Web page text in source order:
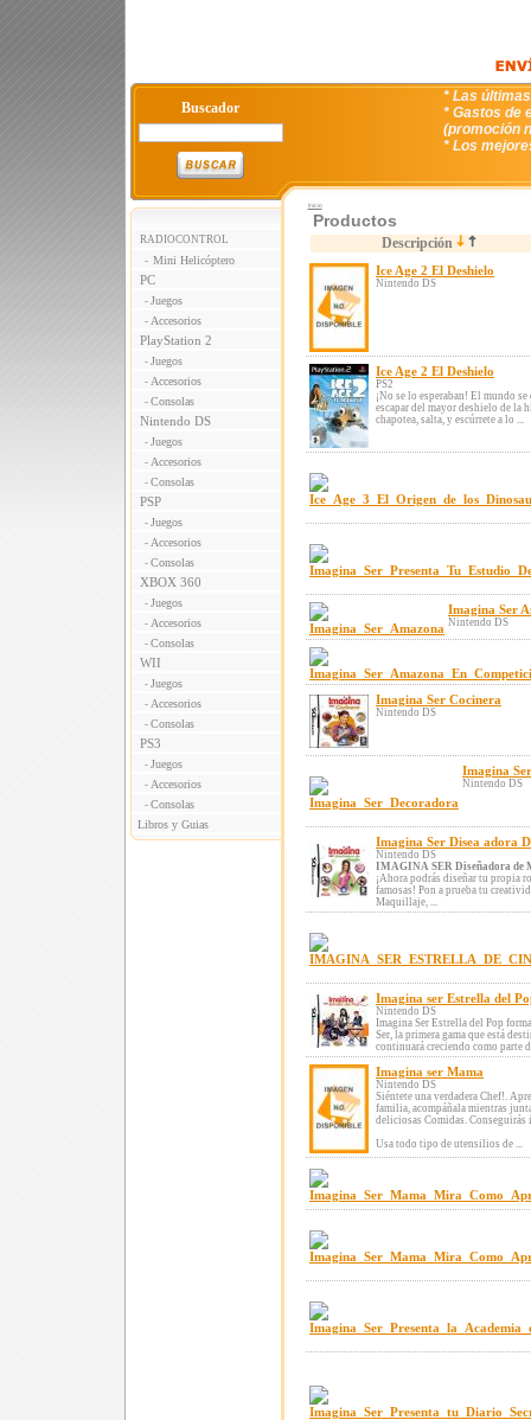
Buscador
* Las
* Gastos de
(promoción
* Los
RADIOCONTROL
- Mini Helicóptero
PC
- Juegos
- Accesorios
PlayStation 2
- Juegos
- Accesorios
- Consolas
Nintendo DS
- Juegos
- Accesorios
- Consolas
PSP
- Juegos
- Accesorios
- Consolas
XBOX 360
- Juegos
- Accesorios
- Consolas
WII
- Juegos
- Accesorios
- Consolas
PS3
- Juegos
- Accesorios
- Consolas
Libros y Guias
Inicio
Productos
Descripción
Ice Age 2 El Deshielo
Nintendo DS
Ice Age 2 El Deshielo
PS2
¡No se lo esperaban! El mundo
escapar del mayor deshielo de la
chapotea, salta, y escúrrete a lo ...
Imagina Ser
Nintendo DS
Imagina Ser Cocinera
Nintendo DS
Imagina
Nintendo DS
Imagina Ser Disea adora
Nintendo DS
IMAGINA SER Diseñadora de
¡Ahora podrás diseñar tu propia
famosas! Pon a prueba tu
Maquillaje, ...
Imagina ser Estrella del
Nintendo DS
Imagina Ser Estrella del Pop
Ser, la primera gama que está
continuará creciendo como parte
Imagina ser Mama
Nintendo DS
Siéntete una verdadera Chef!.
familia, acompáñala mientras
deliciosas Comidas.
Usa todo tipo de utensilios de ...